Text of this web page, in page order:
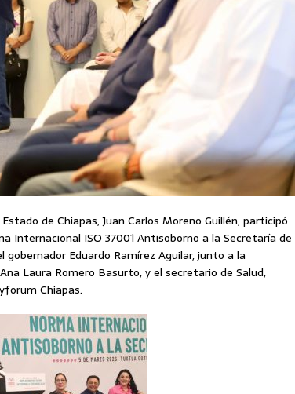
de Chiapas, Juan Carlos Moreno Guillén, participó
Internacional ISO 37001 Antisoborno a la Secretaría de
Eduardo Ramírez Aguilar, junto a la
Laura Romero Basurto, y el secretario de Salud,
Chiapas.